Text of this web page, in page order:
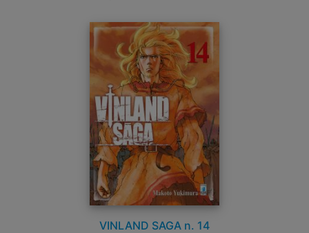
VINLAND SAGA n. 14